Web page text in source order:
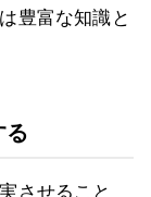
豊富な知識と
る
させること